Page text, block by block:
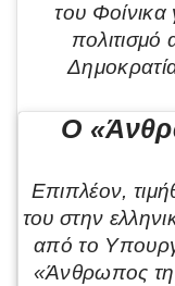
του
Ο
Επιπλέον,
του στην
από το
«Άνθρωπος